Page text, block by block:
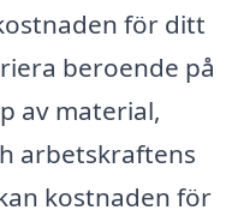
för ditt
beroende på
av material,
arbetskraftens
kostnaden för